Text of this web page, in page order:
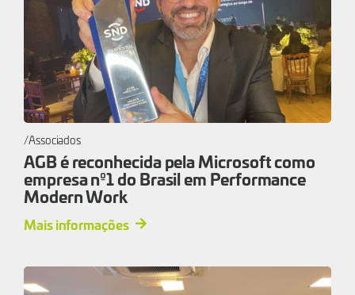
Associados
AGB é reconhecida pela Microsoft como
empresa nº1 do Brasil em Performance
Modern Work
Mais informações